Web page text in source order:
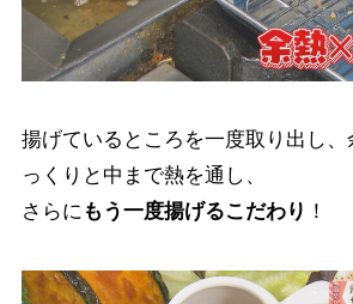
揚げているところを一度取り出し
っくりと中まで熱を通し、
さらに もう一度揚げるこだわり ！